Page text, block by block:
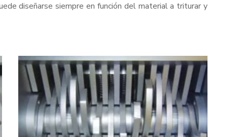
diseñarse siempre en función del material a triturar y